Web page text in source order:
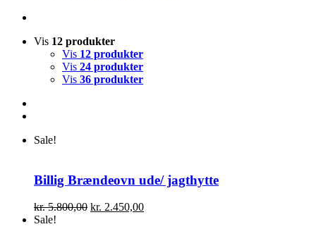
Vis 12 produkter
Vis 12 produkter
Vis 24 produkter
Vis 36 produkter
Sale!
Billig Brændeovn ude/ jagthytte
kr.5.800,00 Den
kr. 2.450,00Den
Sale!